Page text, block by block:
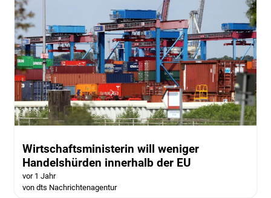
Wirtschaftsministerin will weniger
Handelshürden innerhalb der EU
vor 1 Jahr
von dts Nachrichtenagentur